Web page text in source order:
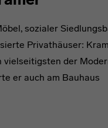
sozialer
Privathäuser:
vielseitigsten der
er auch am Bauhaus